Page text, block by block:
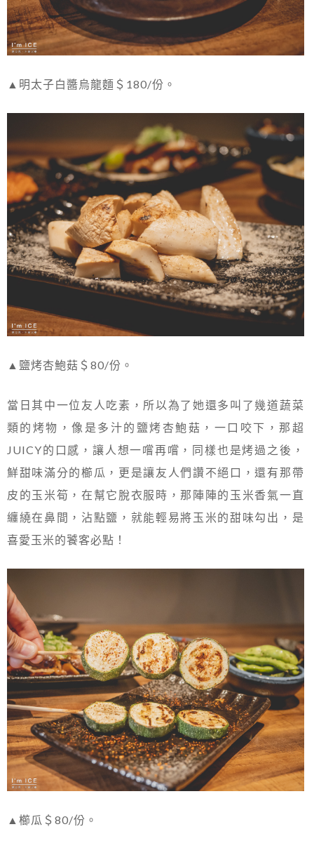
▲明太子白醬烏龍麵＄180/份。
▲鹽烤杏鮑菇＄80/份。
當日其中一位友人吃素，所以為了她還多叫了幾道蔬菜
類的烤物，像是多汁的鹽烤杏鮑菇，一口咬下，那超
JUICY的口感，讓人想一嚐再嚐，同樣也是烤過之後，
鮮甜味滿分的櫛瓜，更是讓友人們讚不絕口，還有那帶
皮的玉米筍，在幫它脫衣服時，那陣陣的玉米香氣一直
纏繞在鼻間，沾點鹽，就能輕易將玉米的甜味勾出，是
喜愛玉米的饕客必點！
▲櫛瓜＄80/份。